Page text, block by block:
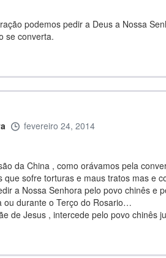
podemos pedir a Deus a Nossa
se converta.
fevereiro 24, 2014
da China , como orávamos pela
que sofre torturas e maus tratos mas e
a Nossa Senhora pelo povo chinês e
ou durante o Terço do Rosario…
de Jesus , intercede pelo povo chinês